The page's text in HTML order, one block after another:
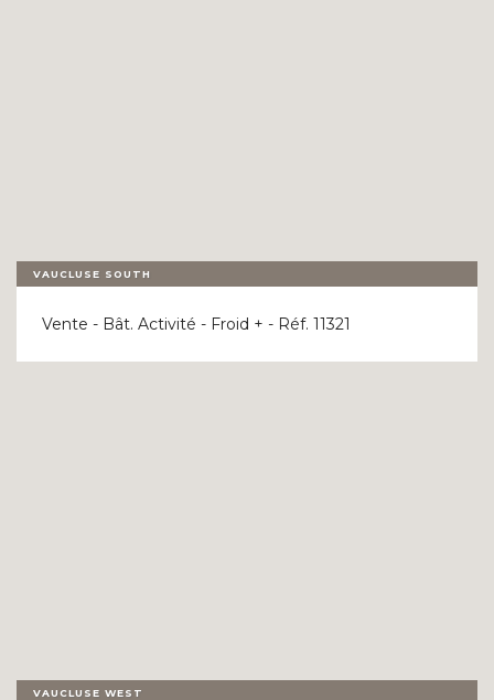
VAUCLUSE SOUTH
Vente - Bât. Activité - Froid + - Réf. 11321
VAUCLUSE WEST